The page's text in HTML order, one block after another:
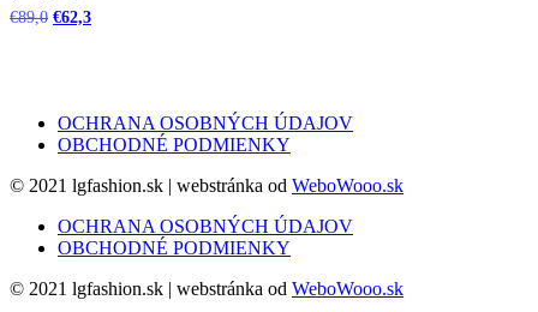
€89,0 Pôvodná
€62,3Aktuálna
OCHRANA OSOBNÝCH ÚDAJOV
OBCHODNÉ PODMIENKY
© 2021 lgfashion.sk | webstránka od WeboWooo.sk
OCHRANA OSOBNÝCH ÚDAJOV
OBCHODNÉ PODMIENKY
© 2021 lgfashion.sk | webstránka od WeboWooo.sk